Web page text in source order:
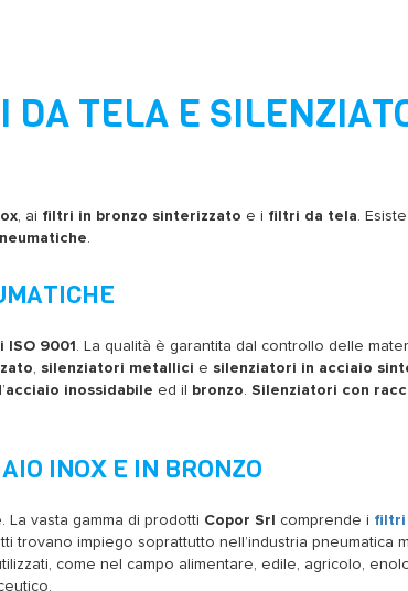
TELA E
, ai filtri in bronzo sinterizzato e i filtri da tela .
9001 . La qualità è garantita dal controllo delle
silenziatori metallici e silenziatori in acciaio
acciaio inossidabile ed il bronzo
Silenziatori con
INOX E IN BRONZO
. La vasta gamma di prodotti Copor Srl comprende i filtri
trovano impiego soprattutto nell’industria pneumatica
come nel campo alimentare, edile, agricolo,